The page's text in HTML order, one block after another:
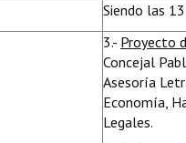
Siendo las
3.- Proyecto
Concejal
Asesoría
Economía,
Legales.